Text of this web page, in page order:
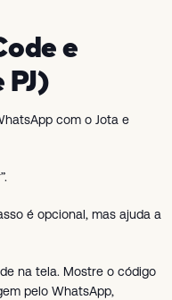
e
com o Jota e
é opcional, mas ajuda a
na tela. Mostre o código
pelo WhatsApp,